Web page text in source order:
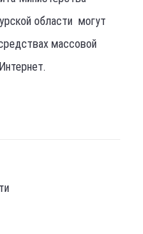
области могут
массовой